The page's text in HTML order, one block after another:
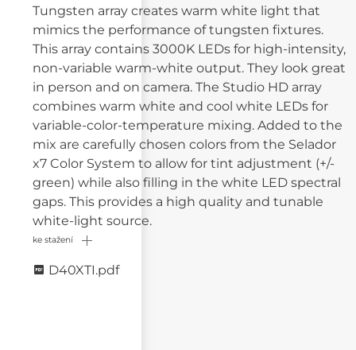
Tungsten array creates warm white light that
mimics the performance of tungsten fixtures.
This array contains 3000K LEDs for high-intensity,
non-variable warm-white output. They look great
in person and on camera. The Studio HD array
combines warm white and cool white LEDs for
variable-color-temperature mixing. Added to the
mix are carefully chosen colors from the Selador
x7 Color System to allow for tint adjustment (+/-
green) while also filling in the white LED spectral
gaps. This provides a high quality and tunable
white-light source.
ke stažení
D40XTI.pdf